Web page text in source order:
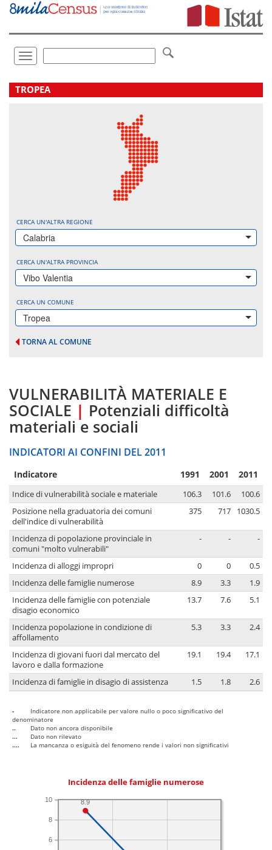
Vai
direttamente
Toggle
navigation
.
TROPEA
CERCA UN'ALTRA REGIONE
Calabria
CERCA UN'ALTRA PROVINCIA
Vibo Valentia
CERCA UN COMUNE
Tropea
TORNA AL COMUNE
VULNERABILITÀ MATERIALE E
SOCIALE | Potenziali difficoltà
materiali e sociali
INDICATORI AI CONFINI DEL 2011
Indicatore 1991 2001 2011
Indice di vulnerabilità sociale e materiale 106.3 101.6
100.6
Posizione nella graduatoria dei comuni
dell'indice di vulnerabilità
375 717 1030.5
Incidenza di popolazione provinciale in
comuni "molto vulnerabili"
- - -
Incidenza di alloggi impropri 0 0
0.5
Incidenza delle famiglie numerose
8.9 3.3
1.9
Incidenza delle famiglie con potenziale
disagio economico
13.7 7.6 5.1
Incidenza popolazione in condizione di
affollamento
5.3 3.3 2.4
Incidenza di giovani fuori dal mercato del
lavoro e dalla formazione
19.1 19.4 17.1
Incidenza di famiglie in disagio di assistenza 1.5 1.8 2.6
-
Indicatore non applicabile per valore nullo o poco significativo del
denominatore
..
Dato non ancora disponibile
...
Dato non rilevato
....
La mancanza o esiguità del fenomeno rende i valori non significativi
Incidenza delle famiglie numerose
6
8
10 8.9